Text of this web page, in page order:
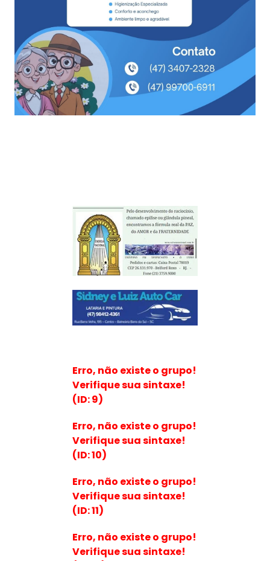
Erro, não existe o grupo!
Verifique sua sintaxe!
(ID: 9)
Erro, não existe o grupo!
Verifique sua sintaxe!
(ID: 10)
Erro, não existe o grupo!
Verifique sua sintaxe!
(ID: 11)
Erro, não existe o grupo!
Verifique sua sintaxe!